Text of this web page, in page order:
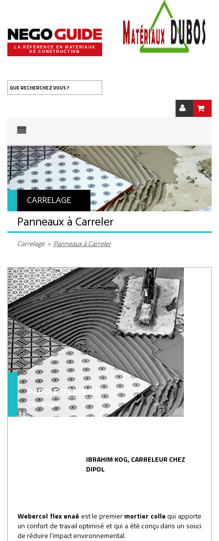
LA RÉFÉRENCE EN MATÉRIAUX
DE CONSTRUCTION
QUE RECHERCHEZ VOUS ?
CARRELAGE
Panneaux à Carreler
Carrelage > Panneaux à Carreler
PAROLE D'EXPERT
Carrelage
IBRAHIM KOG, CARRELEUR CHEZ
DIPOL
Webercol flex enaé est le premiermortier collequi apporte
un confort de travail optimisé et qui a été conçu dans un souci
de réduire l'impact environnemental.